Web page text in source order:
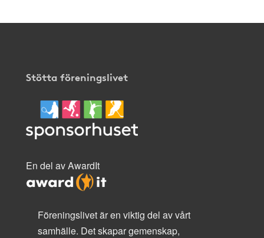
Stötta föreningslivet
En del av AwardIt
Föreningslivet är en viktig del av vårt
samhälle. Det skapar gemenskap,